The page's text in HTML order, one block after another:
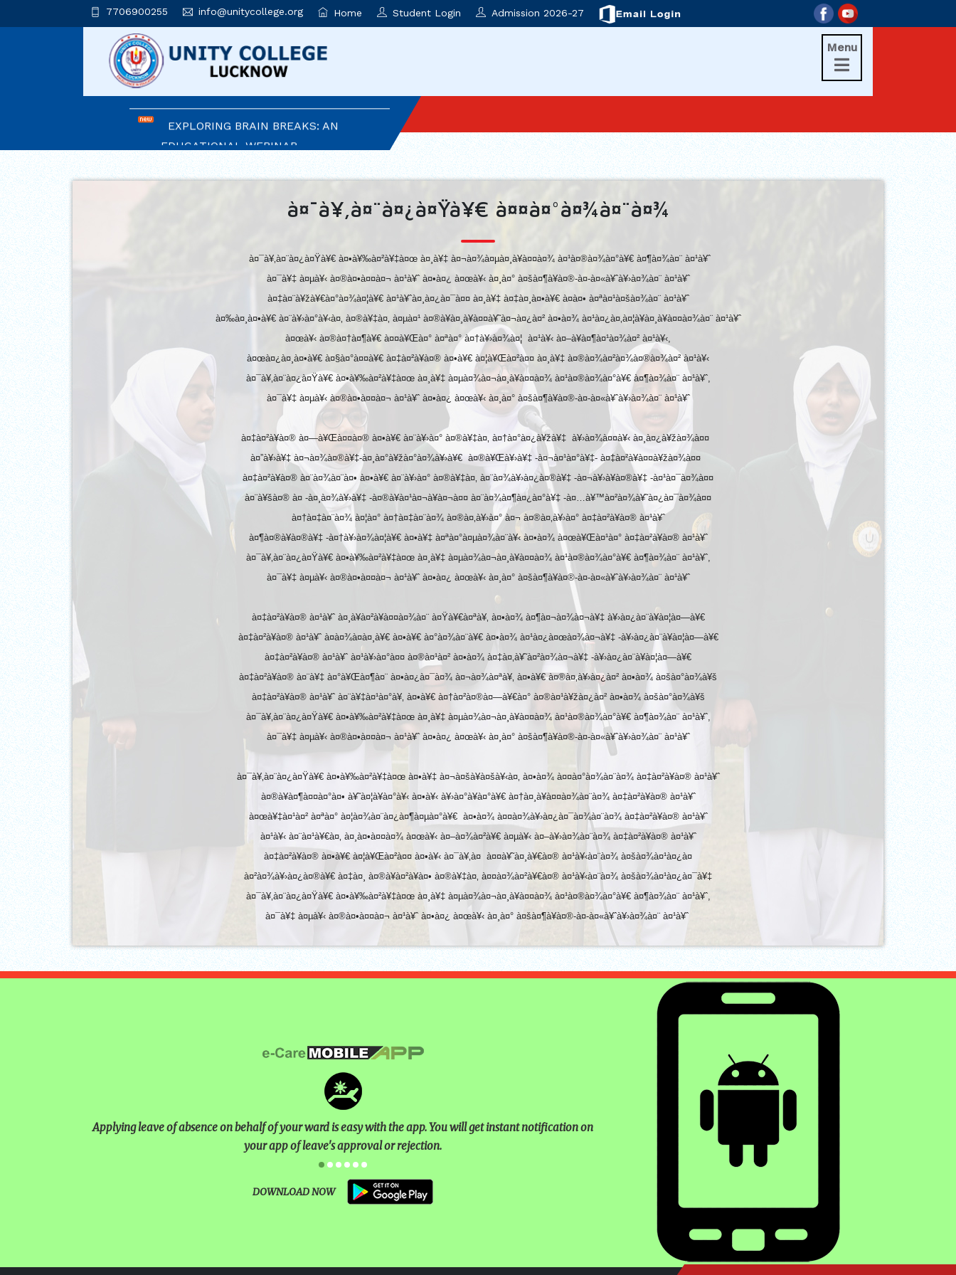
7706900255 info@unitycollege.org Home Student Login Admission 2026-27
Menu

AFFLUENCE 2026
UNITIANS WIN LAURELS AT AD ASTRA
2026
EXPLORING BRAIN BREAKS: AN
EDUCATIONAL WEBINAR
LEADERSHIP IN ACTION: INVESTITURE
CEREMONY 2026
ARM WRESTLING CHAMPION
REIMAGINING LITERATURE: AN
INSIGHTFUL WORKSHOP
TIMES NIE MERIT AWARDS &
EDUCATION FAIR 2026
INTERNATIONAL FILM FESTIVAL
INSPIRES STUDENTS
WORLD HEALTH DAY CELEBRATION
FOSTERING CRITICAL THINKING
THROUGH INQUIRY-BASED LEARNING
HEALTH AND ORGANIC LIVING AT
A MORNING OF BLESSINGS AND
A TRIBUTE TO IMAM-E-ZAMANA (AJTF)
MATHEMATICAL EXCELLENCE
UNITY COLLEGE CELEBRATES
REPUBLIC DAY WITH FRIENDLY
FOOTBALL ENCOUNTER
UPHOLDING THE CONSTITUTION ON
PRE-PRIMARY PATRIOTS CELEBRATE
REPUBLIC DAY
UNITY SHINES AT IIPA ANNUAL ESSAY
à¤¯à¥‚à¤¨à¤¿à¤Ÿà¥€ à¤¤à¤°à¤¾à¤¨à¤¾
à¤¯à¥‚à¤¨à¤¿à¤Ÿà¥€ à¤•à¥‰à¤²à¥‡à¤œ à¤¸à¥‡ à¤¬à¤¾à¤µà¤¸à¥à¤¤à¤¾ à¤¹à¤®à¤¾à¤°à¥€ à¤¶à¤¾à¤¨ à¤¹à¥ˆ
à¤¯à¥‡ à¤µà¥‹ à¤®à¤•à¤¤à¤¬ à¤¹à¥ˆ à¤•à¤¿ à¤œà¥‹ à¤¸à¤° à¤šà¤¶à¥à¤®-à¤-à¤«à¥ˆà¥›à¤¾à¤¨ à¤¹à¥ˆ
à¤‡à¤¨à¥žà¥€à¤°à¤¾à¤¦à¥€ à¤¹à¥ˆà¤¸à¤¿à¤¯à¤¤ à¤¸à¥‡ à¤‡à¤¸à¤•à¥€ à¤à¤• à¤ªà¤¹à¤šà¤¾à¤¨ à¤¹à¥ˆ
à¤‰à¤¸à¤•à¥€ à¤¨à¥›à¤°à¥‹à¤‚ à¤®à¥‡à¤‚ à¤µà¤¹ à¤®à¥à¤¸à¥à¤¤à¥˜à¤¬à¤¿à¤² à¤•à¤¾ à¤¹à¤¿à¤‚à¤¦à¥à¤¸à¥à¤¤à¤¾à¤¨ à¤¹à¥ˆ
à¤œà¥‹ à¤®à¤†à¤¶à¥€ à¤¤à¥Œà¤° à¤ªà¤° à¤†à¥›à¤¾à¤¦ à¤¹à¥‹ à¤–à¥à¤¶à¤¹à¤¾à¤² à¤¹à¥‹,
à¤œà¤¿à¤¸à¤•à¥€ à¤§à¤°à¤¤à¥€ à¤‡à¤²à¥à¤® à¤•à¥€ à¤¦à¥Œà¤²à¤¤ à¤¸à¥‡ à¤®à¤¾à¤²à¤¾à¤®à¤¾à¤² à¤¹à¥‹
à¤¯à¥‚à¤¨à¤¿à¤Ÿà¥€ à¤•à¥‰à¤²à¥‡à¤œ à¤¸à¥‡ à¤µà¤¾à¤¬à¤¸à¥à¤¤à¤¾ à¤¹à¤®à¤¾à¤°à¥€ à¤¶à¤¾à¤¨ à¤¹à¥ˆ,
à¤¯à¥‡ à¤µà¥‹ à¤®à¤•à¤¤à¤¬ à¤¹à¥ˆ à¤•à¤¿ à¤œà¥‹ à¤¸à¤° à¤šà¤¶à¥à¤®-à¤-à¤«à¥ˆà¥›à¤¾à¤¨ à¤¹à¥ˆ
à¤‡à¤²à¥à¤® à¤—à¥Œà¤¤à¤® à¤•à¥€ à¤¨à¥›à¤° à¤®à¥‡à¤‚ à¤†à¤°à¤¿à¥žà¥‡ à¥›à¤¾à¤¤à¥‹ à¤¸à¤¿à¥žà¤¾à¤¤
à¤”à¥›à¥‡ à¤¬à¤¾à¤®à¥‡-à¤¸à¤°à¥žà¤°à¤¾à¥›à¥€ à¤®à¥Œà¥›à¥‡ -à¤¬à¤¹à¤°à¥‡- à¤‡à¤²à¥à¤¤à¥žà¤¾à¤¤
à¤‡à¤²à¥à¤® à¤¨à¤¾à¤¨à¤• à¤•à¥€ à¤¨à¥›à¤° à¤®à¥‡à¤‚ à¤¨à¤¾à¥›à¤¿à¤®à¥‡ -à¤¬à¥›à¥à¤®à¥‡ -à¤¹à¤¯à¤¾à¤¤
à¤¨à¥šà¤® à¤ -à¤¸à¤¾à¥›à¥‡ -à¤®à¥à¤¹à¤¬à¥à¤¬à¤¤ à¤¨à¤¾à¤¶à¤¿à¤°à¥‡ -à¤…à¥™à¤²à¤¾à¥˜à¤¿à¤¯à¤¾à¤¤
à¤†à¤‡à¤¨à¤¾ à¤¦à¤° à¤†à¤‡à¤¨à¤¾ à¤®à¤‚à¥›à¤° à¤¬ à¤®à¤‚à¥›à¤° à¤‡à¤²à¥à¤® à¤¹à¥ˆ
à¤¶à¤®à¥à¤®à¥‡ -à¤†à¥›à¤¾à¤¦à¥€ à¤•à¥‡ à¤ªà¤°à¤µà¤¾à¤¨à¥‹ à¤•à¤¾ à¤œà¥Œà¤¹à¤° à¤‡à¤²à¥à¤® à¤¹à¥ˆ
à¤¯à¥‚à¤¨à¤¿à¤Ÿà¥€ à¤•à¥‰à¤²à¥‡à¤œ à¤¸à¥‡ à¤µà¤¾à¤¬à¤¸à¥à¤¤à¤¾ à¤¹à¤®à¤¾à¤°à¥€ à¤¶à¤¾à¤¨ à¤¹à¥ˆ,
à¤¯à¥‡ à¤µà¥‹ à¤®à¤•à¤¤à¤¬ à¤¹à¥ˆ à¤•à¤¿ à¤œà¥‹ à¤¸à¤° à¤šà¤¶à¥à¤®-à¤-à¤«à¥ˆà¥›à¤¾à¤¨ à¤¹à¥ˆ
à¤‡à¤²à¥à¤® à¤¹à¥ˆ à¤¸à¥à¤²à¥à¤¤à¤¾à¤¨ à¤Ÿà¥€à¤ªà¥‚ à¤•à¤¾ à¤¶à¤¬à¤¾à¤¬à¥‡ à¥›à¤¿à¤¨à¥à¤¦à¤—à¥€
à¤‡à¤²à¥à¤® à¤¹à¥ˆ à¤à¤¾à¤à¤¸à¥€ à¤•à¥€ à¤°à¤¾à¤¨à¥€ à¤•à¤¾ à¤¹à¤¿à¤œà¤¾à¤¬à¥‡ -à¥›à¤¿à¤¨à¥à¤¦à¤—à¥€
à¤‡à¤²à¥à¤® à¤¹à¥ˆ à¤¹à¥›à¤°à¤¤ à¤®à¤¹à¤² à¤•à¤¾ à¤‡à¤‚à¥˜à¤²à¤¾à¤¬à¥‡ -à¥›à¤¿à¤¨à¥à¤¦à¤—à¥€
à¤‡à¤²à¥à¤® à¤¨à¥‡ à¤°à¥Œà¤¶à¤¨ à¤•à¤¿à¤¯à¤¾ à¤¬à¤¾à¤ªà¥‚ à¤•à¥€ à¤®à¤‚à¥›à¤¿à¤² à¤•à¤¾ à¤šà¤°à¤¾à¥š
à¤‡à¤²à¥à¤® à¤¹à¥ˆ à¤¨à¥‡à¤¹à¤°à¥‚ à¤•à¥€ à¤†à¤²à¤®à¤—à¥€à¤° à¤®à¤¹à¥žà¤¿à¤² à¤•à¤¾ à¤šà¤°à¤¾à¥š
à¤¯à¥‚à¤¨à¤¿à¤Ÿà¥€ à¤•à¥‰à¤²à¥‡à¤œ à¤¸à¥‡ à¤µà¤¾à¤¬à¤¸à¥à¤¤à¤¾ à¤¹à¤®à¤¾à¤°à¥€ à¤¶à¤¾à¤¨ à¤¹à¥ˆ,
à¤¯à¥‡ à¤µà¥‹ à¤®à¤•à¤¤à¤¬ à¤¹à¥ˆ à¤•à¤¿ à¤œà¥‹ à¤¸à¤° à¤šà¤¶à¥à¤®-à¤-à¤«à¥ˆà¥›à¤¾à¤¨ à¤¹à¥ˆ
à¤¯à¥‚à¤¨à¤¿à¤Ÿà¥€ à¤•à¥‰à¤²à¥‡à¤œ à¤•à¥‡ à¤¬à¤šà¥à¤šà¥‹à¤‚ à¤•à¤¾ à¤¤à¤°à¤¾à¤¨à¤¾ à¤‡à¤²à¥à¤® à¤¹à¥ˆ
à¤®à¥à¤¶à¤¤à¤°à¤• à¥˜à¤¦à¥à¤°à¥‹ à¤•à¥‹ à¥›à¤°à¥à¤°à¥€ à¤†à¤¸à¥à¤¤à¤¾à¤¨à¤¾ à¤‡à¤²à¥à¤® à¤¹à¥ˆ
à¤œà¥‡à¤¹à¤² à¤ªà¤° à¤¦à¤¾à¤¨à¤¿à¤¶à¤µà¤°à¥€ à¤•à¤¾ à¤¤à¤¾à¥›à¤¿à¤¯à¤¾à¤¨à¤¾ à¤‡à¤²à¥à¤® à¤¹à¥ˆ
à¤¹à¥‹ à¤¨à¤¹à¥€à¤‚ à¤¸à¤•à¤¤à¤¾ à¤œà¥‹ à¤–à¤¾à¤²à¥€ à¤µà¥‹ à¤–à¥›à¤¾à¤¨à¤¾ à¤‡à¤²à¥à¤® à¤¹à¥ˆ
à¤‡à¤²à¥à¤® à¤•à¥€ à¤¦à¥Œà¤²à¤¤ à¤•à¥‹ à¤¯à¥‚à¤ à¤¤à¥˜à¤¸à¥€à¤® à¤¹à¥‹à¤¨à¤¾ à¤šà¤¾à¤¹à¤¿à¤
à¤²à¤¾à¥›à¤¿à¤®à¥€ à¤‡à¤¸ à¤®à¥à¤²à¥à¤• à¤®à¥‡à¤‚ à¤¤à¤¾à¤²à¥€à¤® à¤¹à¥‹à¤¨à¤¾ à¤šà¤¾à¤¹à¤¿à¤¯à¥‡
à¤¯à¥‚à¤¨à¤¿à¤Ÿà¥€ à¤•à¥‰à¤²à¥‡à¤œ à¤¸à¥‡ à¤µà¤¾à¤¬à¤¸à¥à¤¤à¤¾ à¤¹à¤®à¤¾à¤°à¥€ à¤¶à¤¾à¤¨ à¤¹à¥ˆ,
à¤¯à¥‡ à¤µà¥‹ à¤®à¤•à¤¤à¤¬ à¤¹à¥ˆ à¤•à¤¿ à¤œà¥‹ à¤¸à¤° à¤šà¤¶à¥à¤®-à¤-à¤«à¥ˆà¥›à¤¾à¤¨ à¤¹à¥ˆ
Applying leave of absence on behalf of your ward is easy with the app. You will get instant notification on
your app of leave's approval or rejection.
DOWNLOAD NOW